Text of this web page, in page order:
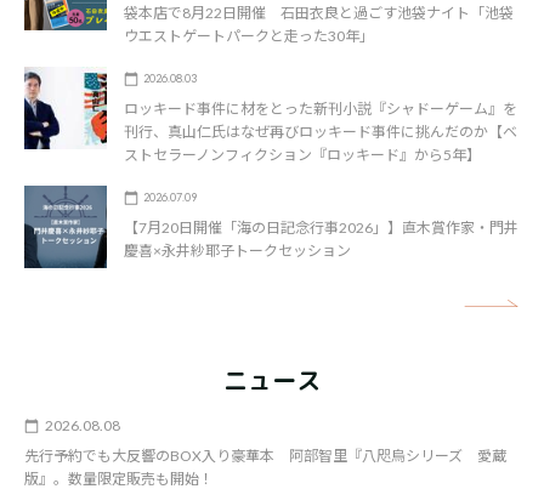
袋本店で8月22日開催 石田衣良と過ごす池袋ナイト「池袋
ウエストゲートパークと走った30年」
2026.08.03
ロッキード事件に材をとった新刊小説『シャドーゲーム』を
刊行、真山仁氏はなぜ再びロッキード事件に挑んだのか【ベ
ストセラーノンフィクション『ロッキード』から5年】
2026.07.09
【7月20日開催「海の日記念行事2026」】直木賞作家・門井
慶喜×永井紗耶子トークセッション
ニュース
2026.08.08
先行予約でも大反響のBOX入り豪華本 阿部智里『八咫烏シリーズ 愛蔵
版』。数量限定販売も開始！